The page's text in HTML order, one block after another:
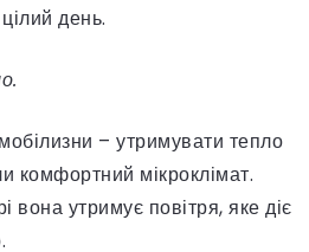
день.
– утримувати тепло
комфортний мікроклімат.
вона утримує повітря, яке діє